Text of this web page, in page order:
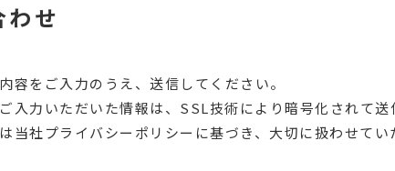
わせ
容をご入力のうえ、送信してください。
入力いただいた情報は、SSL技術により暗号化されて送
当社プライバシーポリシーに基づき、大切に扱わせてい